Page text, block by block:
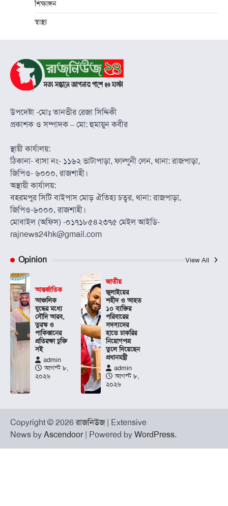
শিক্ষাঙ্গন
স্বাস্থ্য
উপদেষ্টা -মোঃ তানভীর রেজা সিদ্দিকী
প্রকাশক ও সম্পাদক – মো: হুমায়ুন কবীর
স্থায়ী কার্যালয়:
ঠিকানা- বাসা নং- ১১৬২ ভাটাপাড়া, ফাল্গুনী লেন, থানা: রাজপাড়া,
জিপিও- ৬০০০, রাজশাহী।
অস্থায়ী কার্যালয়:
বহরমপুর সিটি বাইপাস মোড় ঐতিহ্য চত্বর, থানা: রাজপাড়া,
জিপিও-৬০০০, রাজশাহী।
মোবাইল (অফিস) -০১৭১৮৫৪২৩৭৫ মেইল আইডি-
rajnews24hk@gmail.com
Opinion View All
আন্তর্জাতিক
আঞ্চলিক
যুদ্ধের মধ্যে
সৌদি আরব,
তুরস্ক ও
পাকিস্তানের
প্রতিরক্ষা চুক্তি
সই
admin
আগস্ট ৮,
২০২৬
জাতীয়
জুলাইয়ের
শহীদ ও আহত
১০ ব্যক্তির
পরিবারের
সদস্যদের
হাতে চাকরির
নিয়োগপত্র
তুলে দিয়েছেন
প্রধানমন্ত্রী
admin
আগস্ট ৮,
২০২৬
Copyright © 2026রাজনিউজ| Extensive
News by Ascendoor| Powered by WordPress.